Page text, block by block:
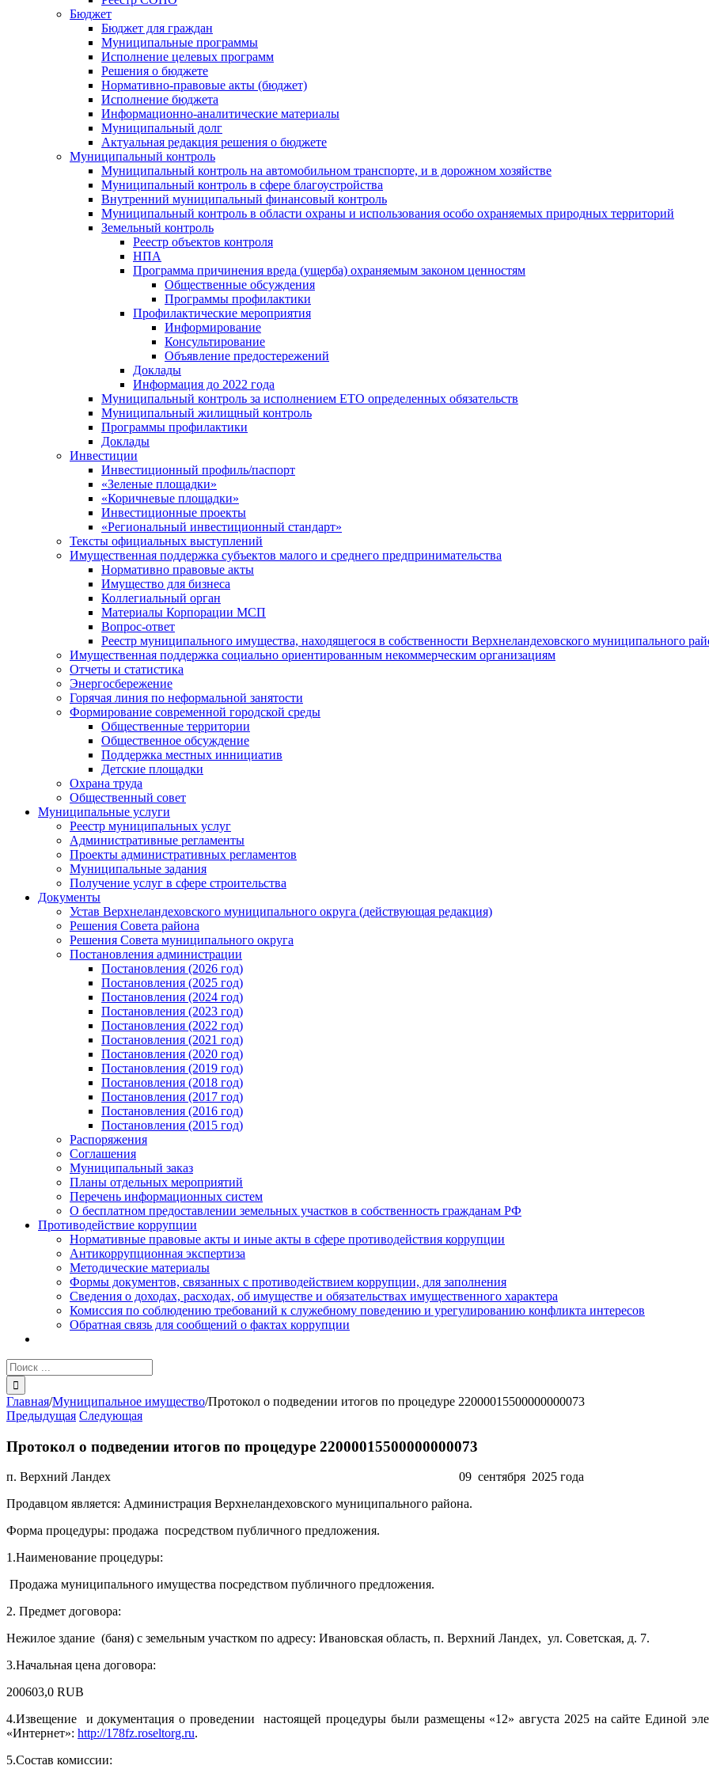
Бюджет
Бюджет для граждан
Муниципальные программы
Исполнение целевых программ
Решения о бюджете
Нормативно-правовые акты (бюджет)
Исполнение бюджета
Информационно-аналитические материалы
Муниципальный долг
Актуальная редакция решения о бюджете
Муниципальный контроль
Муниципальный контроль на автомобильном транспорте, и в дорожном хозяйстве
Муниципальный контроль в сфере благоустройства
Внутренний муниципальный финансовый контроль
Муниципальный контроль в области охраны и использования особо охраняемых природных территорий
Земельный контроль
Реестр объектов контроля
НПА
Программа причинения вреда (ущерба) охраняемым законом ценностям
Общественные обсуждения
Программы профилактики
Профилактические мероприятия
Информирование
Консультирование
Объявление предостережений
Доклады
Информация до 2022 года
Муниципальный контроль за исполнением ЕТО определенных обязательств
Муниципальный жилищный контроль
Программы профилактики
Доклады
Инвестиции
Инвестиционный профиль/паспорт
«Зеленые площадки»
«Коричневые площадки»
Инвестиционные проекты
«Региональный инвестиционный стандарт»
Тексты официальных выступлений
Имущественная поддержка субъектов малого и среднего предпринимательства
Нормативно правовые акты
Имущество для бизнеса
Коллегиальный орган
Материалы Корпорации МСП
Вопрос-ответ
Реестр муниципального имущества, находящегося в собственности Верхнеландеховского муниципального
Имущественная поддержка социально ориентированным некоммерческим организациям
Отчеты и статистика
Энергосбережение
Горячая линия по неформальной занятости
Формирование современной городской среды
Общественные территории
Общественное обсуждение
Поддержка местных иннициатив
Детские площадки
Охрана труда
Общественный совет
Муниципальные услуги
Реестр муниципальных услуг
Административные регламенты
Проекты административных регламентов
Муниципальные задания
Получение услуг в сфере строительства
Документы
Устав Верхнеландеховского муниципального округа (действующая редакция)
Решения Совета района
Решения Совета муниципального округа
Постановления администрации
Постановления (2026 год)
Постановления (2025 год)
Постановления (2024 год)
Постановления (2023 год)
Постановления (2022 год)
Постановления (2021 год)
Постановления (2020 год)
Постановления (2019 год)
Постановления (2018 год)
Постановления (2017 год)
Постановления (2016 год)
Постановления (2015 год)
Распоряжения
Соглашения
Муниципальный заказ
Планы отдельных мероприятий
Перечень информационных систем
О бесплатном предоставлении земельных участков в собственность гражданам РФ
Противодействие коррупции
Нормативные правовые акты и иные акты в сфере противодействия коррупции
Антикоррупционная экспертиза
Методические материалы
Формы документов, связанных с противодействием коррупции, для заполнения
Сведения о доходах, расходах, об имуществе и обязательствах имущественного характера
Комиссия по соблюдению требований к служебному поведению и урегулированию конфликта интересов
Обратная связь для сообщений о фактах коррупции
Результат
поиска:
Главная/Муниципальное имущество/Протокол о подведении итогов по процедуре 22000015500000000073
Предыдущая Следующая
Протокол о подведении итогов по процедуре 22000015500000000073
п. Верхний Ландех 09 сентября 2025 года
Продавцом является: Администрация Верхнеландеховского муниципального района.
Форма процедуры: продажа посредством публичного предложения.
1.Наименование процедуры:
Продажа муниципального имущества посредством публичного предложения.
2. Предмет договора:
Нежилое здание (баня) с земельным участком по адресу: Ивановская область, п. Верхний Ландех, ул. Советская, д. 7.
3.Начальная цена договора:
200603,0 RUB
4.Извещение и документация о проведении настоящей процедуры были размещены «12» августа 2025 на сайте Единой
«Интернет»: http://178fz.roseltorg.ru.
5.Состав комиссии: